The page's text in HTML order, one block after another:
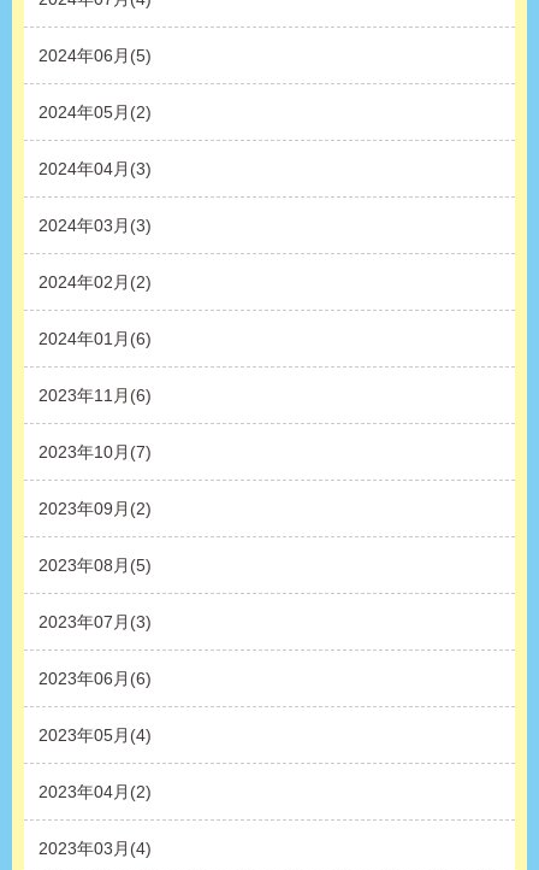
2024年06月(5)
2024年05月(2)
2024年04月(3)
2024年03月(3)
2024年02月(2)
2024年01月(6)
2023年11月(6)
2023年10月(7)
2023年09月(2)
2023年08月(5)
2023年07月(3)
2023年06月(6)
2023年05月(4)
2023年04月(2)
2023年03月(4)